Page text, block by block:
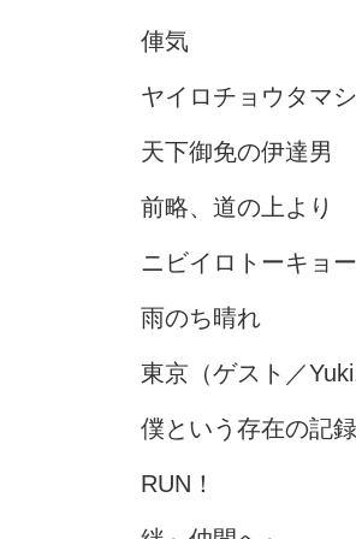
俥気
ヤイロチョウタマ
天下御免の伊達男
前略、道の上より
ニビイロトーキョ
雨のち晴れ
東京（ゲスト／
僕という存在の記録
RUN！